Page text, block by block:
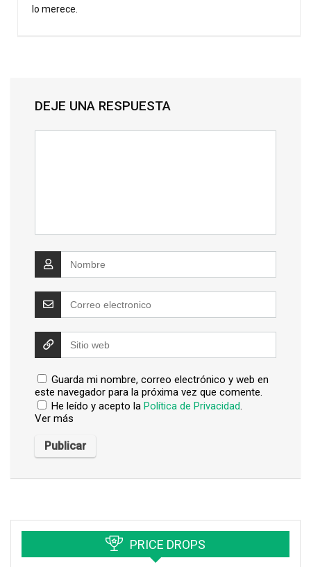
lo merece.
DEJE UNA RESPUESTA
Guarda mi nombre, correo electrónico y web en
este navegador para la próxima vez que comente.
He leído y acepto la Política de Privacidad.
Ver más
PRICE DROPS